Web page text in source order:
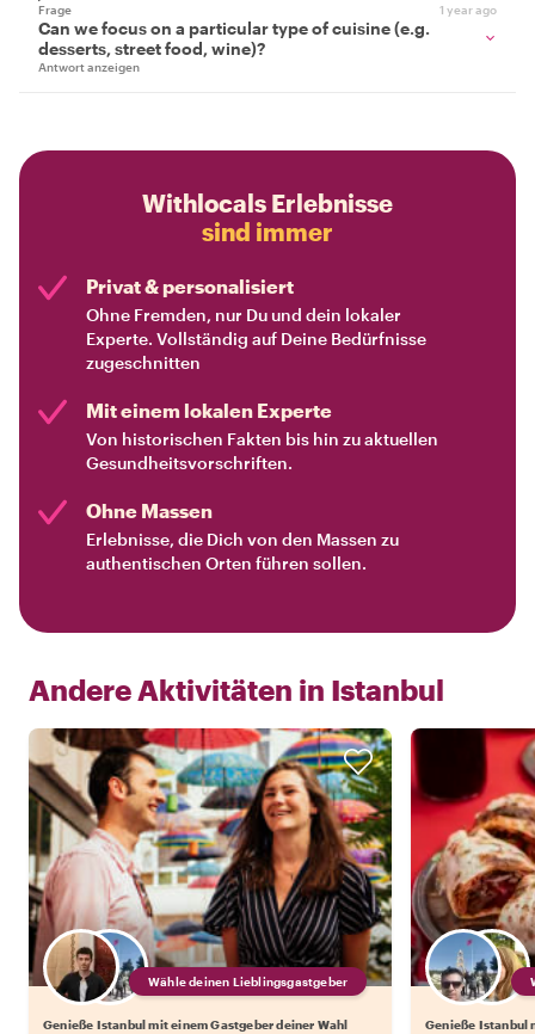
Frage 1 year ago
Can we focus on a particular type of cuisine (e.g.
desserts, street food, wine)?
Antwort anzeigen
Withlocals Erlebnisse
sind immer
Privat & personalisiert
Ohne Fremden, nur Du und dein lokaler
Experte. Vollständig auf Deine Bedürfnisse
zugeschnitten
Mit einem lokalen Experte
Von historischen Fakten bis hin zu aktuellen
Gesundheitsvorschriften.
Ohne Massen
Erlebnisse, die Dich von den Massen zu
authentischen Orten führen sollen.
Andere Aktivitäten in Istanbul
Wähle deinen Lieblingsgastgeber
Genieße Istanbul mit einem Gastgeber deiner Wahl Genieße Istanbul